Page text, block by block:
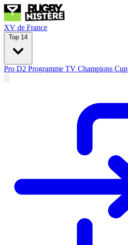
XV de France
Top 14
Pro D2 Programme TV Champions Cup